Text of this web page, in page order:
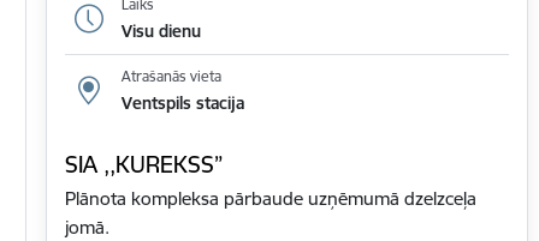
Laiks
Visu dienu
Atrašanās vieta
Ventspils stacija
SIA ,,KUREKSS”
Plānota kompleksa pārbaude uzņēmumā dzelzceļa
jomā.